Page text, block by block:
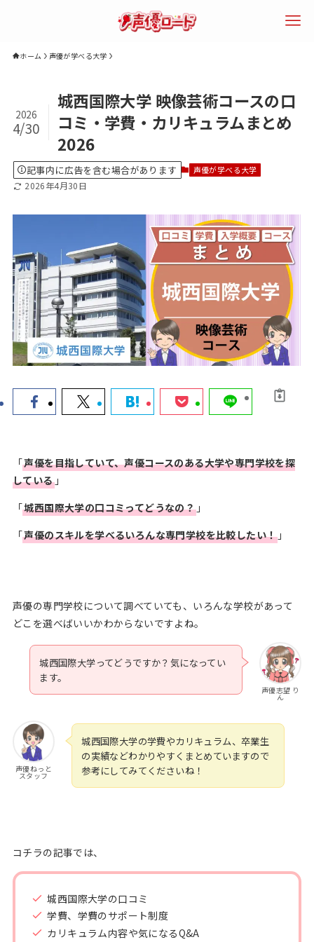
エリアで探す 年齢で探す 声優になるに
は？
声優専門学校 声優養成所 声優スクール
声優コースのあ
る高校
声優科のある
大学
声優ワークシ
ョップ
ホーム 声優が学べる大学
城西国際大学 映像芸術コースの口
コミ・学費・カリキュラムまとめ
2026
2026
4/30
記事内に広告を含む場合があります 声優が学べる大学
2026年4月30日
「声優を目指していて、声優コースのある大学や専門学校を探
している」
「城西国際大学の口コミってどうなの？ 」
「声優のスキルを学べるいろんな専門学校を比較したい！ 」
声優の専門学校について調べていても、いろんな学校があって
どこを選べばいいかわからないですよね。
声優志望 り
ん
城西国際大学ってどうですか？気になってい
ます。
声優ねっと
スタッフ
城西国際大学の学費やカリキュラム、卒業生
の実績などわかりやすくまとめていますので
参考にしてみてくださいね！
コチラの記事では、
城西国際大学の口コミ
学費、学費のサポート制度
カリキュラム内容や気になるQ&A